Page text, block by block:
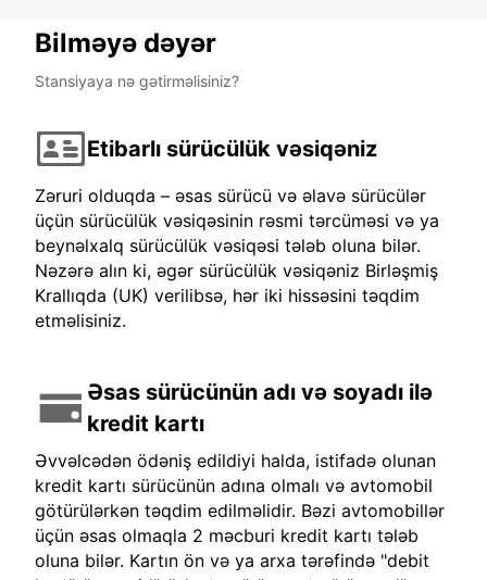
Bilməyə dəyər
Stansiyaya nə gətirməlisiniz?
Etibarlı sürücülük vəsiqəniz
Zəruri olduqda – əsas sürücü və əlavə sürücülər
üçün sürücülük vəsiqəsinin rəsmi tərcüməsi və ya
beynəlxalq sürücülük vəsiqəsi tələb oluna bilər.
Nəzərə alın ki, əgər sürücülük vəsiqəniz Birləşmiş
Krallıqda (UK) verilibsə, hər iki hissəsini təqdim
etməlisiniz.
Əsas sürücünün adı və soyadı ilə
kredit kartı
Əvvəlcədən ödəniş edildiyi halda, istifadə olunan
kredit kartı sürücünün adına olmalı və avtomobil
götürülərkən təqdim edilməlidir. Bəzi avtomobillər
üçün əsas olmaqla 2 məcburi kredit kartı tələb
oluna bilər. Kartın ön və ya arxa tərəfində "debit